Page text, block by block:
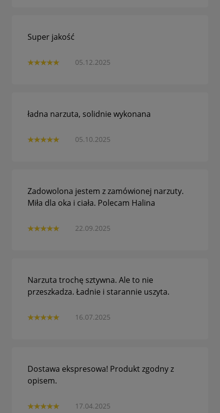
05.12.2025
Super jakość
05.10.2025
ładna narzuta, solidnie wykonana
22.09.2025
Zadowolona jestem z zamówionej narzuty.
Miła dla oka i ciała. Polecam Halina
16.07.2025
Narzuta trochę sztywna. Ale to nie
przeszkadza. Ładnie i starannie uszyta.
17.04.2025
Dostawa ekspresowa! Produkt zgodny z
opisem.